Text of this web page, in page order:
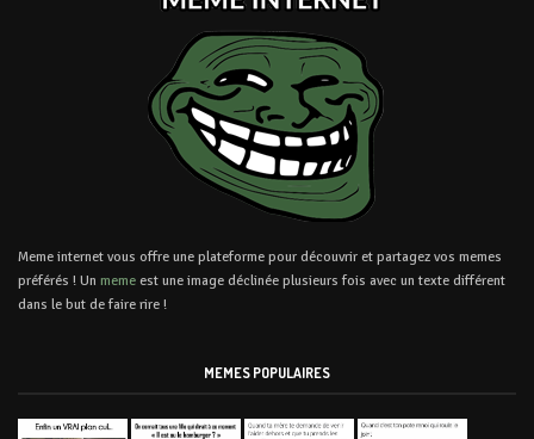
Meme internet vous offre une plateforme pour découvrir et partagez vos memes
préférés ! Un meme est une image déclinée plusieurs fois avec un texte différent
dans le but de faire rire !
MEMES POPULAIRES